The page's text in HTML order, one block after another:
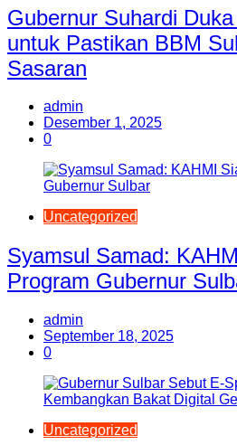
Gubernur Suhardi
untuk Pastikan BBM
Sasaran
admin
Desember 1, 2025
0
Uncategorized
Syamsul Samad:
Program Gubernur
admin
September 18, 2025
0
Uncategorized